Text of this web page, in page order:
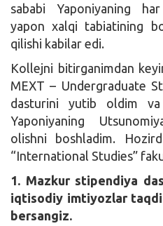
sababi Yaponiyaning
yapon xalqi tabiatining
qilishi kabilar edi.
Kollejni bitirganimdan
MEXT – Undergraduate
dasturini yutib oldim
Yaponiyaning
olishni boshladim.
“International Studies”
1. Mazkur stipendiya
iqtisodiy imtiyozlar
bersangiz.